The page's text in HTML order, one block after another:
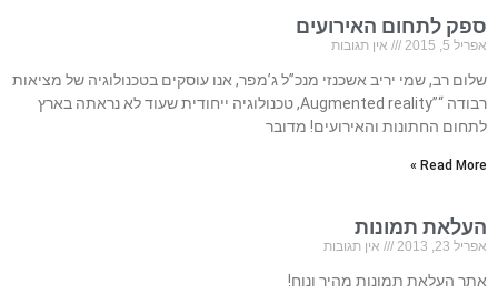
ספק לתחום האירועים
אפריל 5, 2015 אין תגובות
שלום רב, שמי יריב אשכנזי מנכ”ל ג’מפר, אנו עוסקים בטכנולוגיה של מציאות
רבודה “”Augmented reality, טכנולוגיה ייחודית שעוד לא נראתה בארץ
לתחום החתונות והאירועים! מדובר
Read More »
העלאת תמונות
אפריל 23, 2013 אין תגובות
אתר העלאת תמונות מהיר ונוח!